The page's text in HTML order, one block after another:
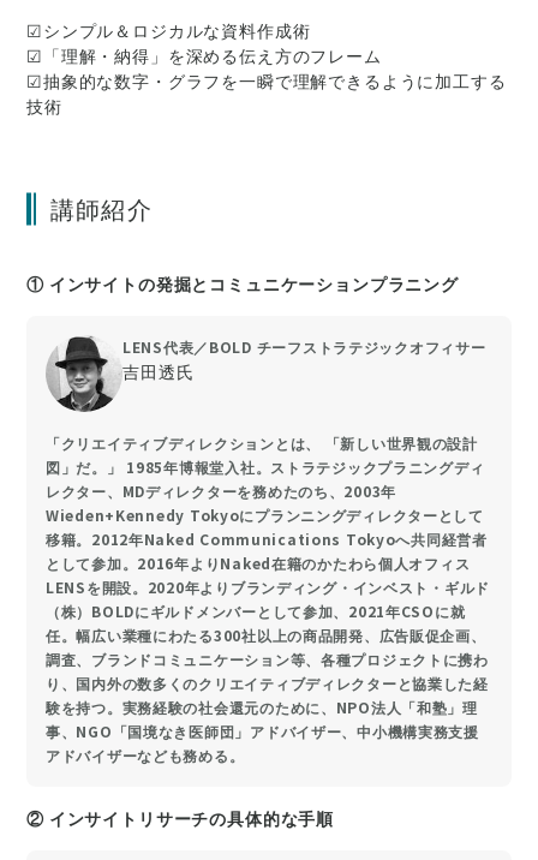
☑シンプル＆ロジカルな資料作成術
☑「理解・納得」を深める伝え方のフレーム
☑抽象的な数字・グラフを一瞬で理解できるように加工する
技術
講師紹介
① インサイトの発掘とコミュニケーションプラニング
LENS代表／BOLD チーフストラテジックオフィサー
吉田透氏
「クリエイティブディレクションとは、 「新しい世界観の設計
図」だ。」 1985年博報堂入社。ストラテジックプラニングディ
レクター、MDディレクターを務めたのち、2003年
Wieden+Kennedy Tokyoにプランニングディレクターとして
移籍。2012年Naked Communications Tokyoへ共同経営者
として参加。2016年よりNaked在籍のかたわら個人オフィス
LENSを開設。2020年よりブランディング・インベスト・ギルド
（株）BOLDにギルドメンバーとして参加、2021年CSOに就
任。幅広い業種にわたる300社以上の商品開発、広告販促企画、
調査、ブランドコミュニケーション等、各種プロジェクトに携わ
り、国内外の数多くのクリエイティブディレクターと協業した経
験を持つ。実務経験の社会還元のために、NPO法人「和塾」理
事、NGO「国境なき医師団」アドバイザー、中小機構実務支援
アドバイザーなども務める。
② インサイトリサーチの具体的な手順